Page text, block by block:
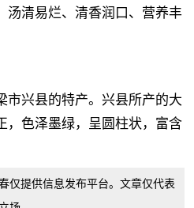
汤清易烂、清香润口、营养丰
市兴县的特产。兴县所产的大
，色泽墨绿，呈圆柱状，富含
仅提供信息发布平台。文章仅代表